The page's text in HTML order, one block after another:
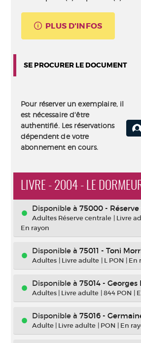
PLUS D'INFOS
SE PROCURER LE DOCUMENT
Pour réserver un exemplaire, il
est nécessaire d'être
authentifié. Les réservations
dépendent de votre
abonnement en cours.
LIVRE - 2004 - LE
Disponible à 75000 -
Adultes Réserve centrale | Livre
En rayon
Disponible à 75011 - Toni
Adultes | Livre adulte | L PON | En
Disponible à 75014 - Georges
Adultes | Livre adulte |844 PON |
Disponible à 75016 -
Adulte | Livre adulte | PON | En